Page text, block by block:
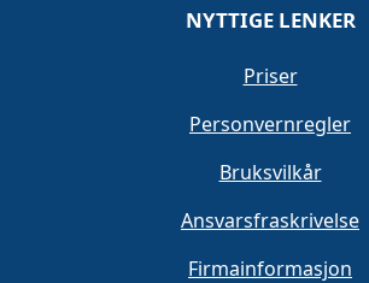
NYTTIGE LENKER
Priser
Personvernregler
Bruksvilkår
Ansvarsfraskrivelse
Firmainformasjon